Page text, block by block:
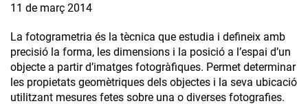
11 de març 2014
La fotogrametria és la tècnica que estudia i defineix amb
precisió la forma, les dimensions i la posició a l’espai d’un
objecte a partir d’imatges fotogràfiques. Permet determinar
les propietats geomètriques dels objectes i la seva ubicació
utilitzant mesures fetes sobre una o diverses fotografies.